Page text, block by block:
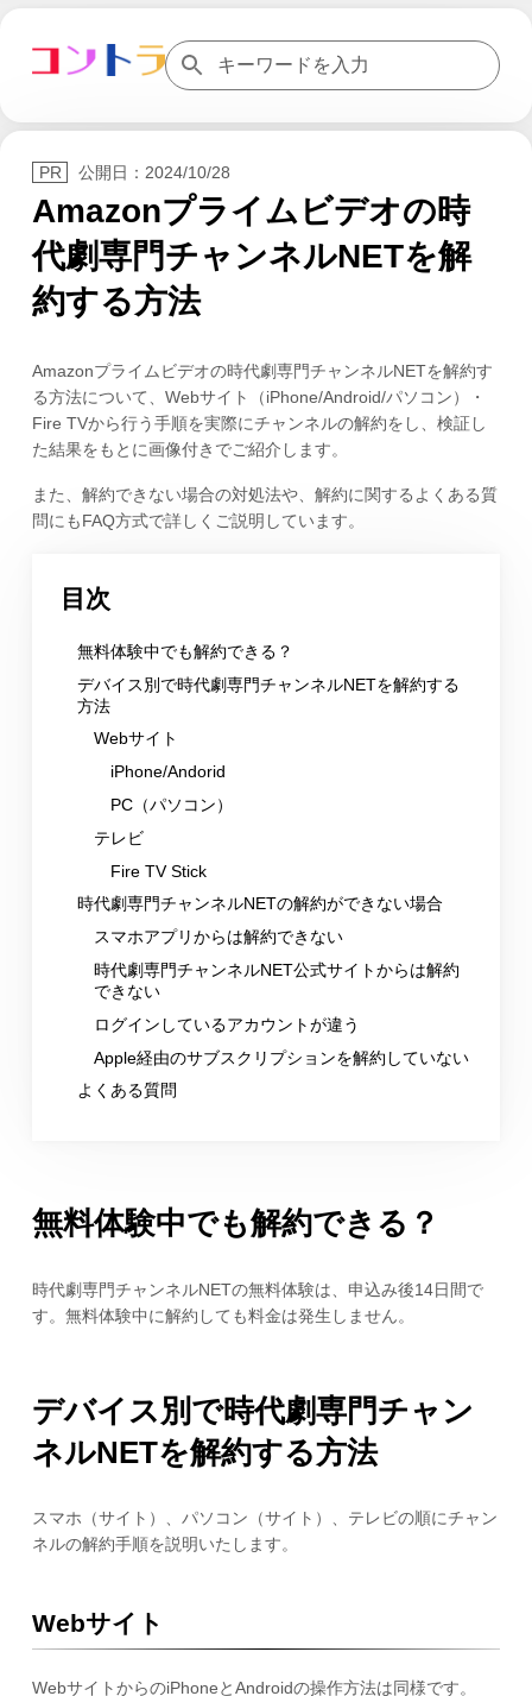
公開日：2024/10/28
Amazonプライムビデオの時
代劇専門チャンネルNETを解
約する方法
Amazonプライムビデオの時代劇専門チャンネルNETを解約す
る方法について、Webサイト（iPhone/Android/パソコン）・
Fire TVから行う手順を実際にチャンネルの解約をし、検証し
た結果をもとに画像付きでご紹介します。
また、解約できない場合の対処法や、解約に関するよくある質
問にもFAQ方式で詳しくご説明しています。
目次
無料体験中でも解約できる？
デバイス別で時代劇専門チャンネルNETを解約する
方法
Webサイト
iPhone/Andorid
PC（パソコン）
テレビ
Fire TV Stick
時代劇専門チャンネルNETの解約ができない場合
スマホアプリからは解約できない
時代劇専門チャンネルNET公式サイトからは解約
できない
ログインしているアカウントが違う
Apple経由のサブスクリプションを解約していない
よくある質問
無料体験中でも解約できる？
時代劇専門チャンネルNETの無料体験は、申込み後14日間で
す。無料体験中に解約しても料金は発生しません。
デバイス別で時代劇専門チャン
ネルNETを解約する方法
スマホ（サイト）、パソコン（サイト）、テレビの順にチャン
ネルの解約手順を説明いたします。
Webサイト
WebサイトからのiPhoneとAndroidの操作方法は同様です。